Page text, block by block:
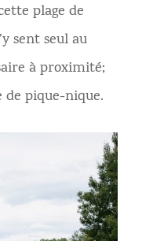
plage de
sent seul au
à proximité;
pique-nique.